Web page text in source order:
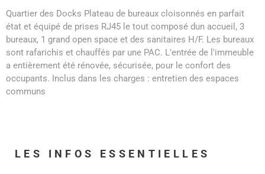
Quartier des Docks Plateau de bureaux cloisonnés en parfait
état et équipé de prises RJ45 le tout composé dun accueil, 3
bureaux, 1 grand open space et des sanitaires H/F. Les bureaux
sont rafarichis et chauffés par une PAC. L'entrée de l'immeuble
a entièrement été rénovée, sécurisée, pour le confort des
occupants. Inclus dans les charges : entretien des espaces
communs
LES INFOS ESSENTIELLES